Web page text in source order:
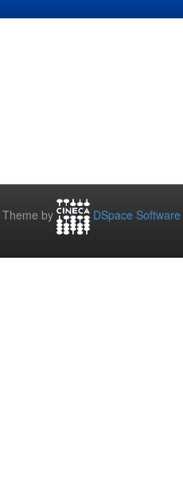
Theme by DSpace Software